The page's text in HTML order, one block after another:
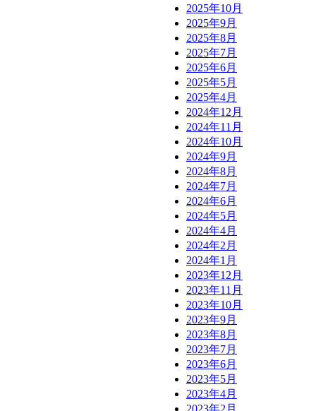
2025年10月
2025年9月
2025年8月
2025年7月
2025年6月
2025年5月
2025年4月
2024年12月
2024年11月
2024年10月
2024年9月
2024年8月
2024年7月
2024年6月
2024年5月
2024年4月
2024年2月
2024年1月
2023年12月
2023年11月
2023年10月
2023年9月
2023年8月
2023年7月
2023年6月
2023年5月
2023年4月
2023年2月